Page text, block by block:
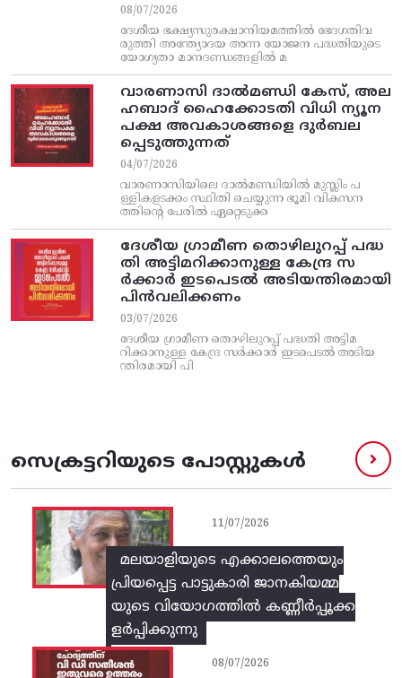
08/07/2026
ദേശീയ ഭക്ഷ്യസുരക്ഷാനിയമത്തിൽ ഭേദഗതിവ
രുത്തി അന്ത്യോദയ അന്ന യോജന പദ്ധതിയുടെ
യോഗ്യതാ മാനദണ്ഡങ്ങളിൽ മ
വാരണാസി ദാൽമണ്ഡി കേസ്, അല
ഹബാദ് ഹൈക്കോടതി വിധി ന്യൂന
പക്ഷ അവകാശങ്ങളെ ദുർബല
പ്പെടുത്തുന്നത്
04/07/2026
വാരണാസിയിലെ ദാൽമണ്ഡിയിൽ മുസ്ലിം പ
ള്ളികളടക്കം സ്ഥിതി ചെയ്യുന്ന ഭൂമി വികസന
ത്തിന്റെ പേരിൽ ഏറ്റെടുക്ക
ദേശീയ ഗ്രാമീണ തൊഴിലുറപ്പ്‌ പദ്ധ
തി അട്ടിമറിക്കാനുള്ള കേന്ദ്ര സ
ര്‍ക്കാര്‍ ഇടപെടല്‍ അടിയന്തിരമായി
പിന്‍വലിക്കണം
03/07/2026
ദേശീയ ഗ്രാമീണ തൊഴിലുറപ്പ്‌ പദ്ധതി അട്ടിമ
റിക്കാനുള്ള കേന്ദ്ര സര്‍ക്കാര്‍ ഇടപെടല്‍ അടിയ
ന്തിരമായി പി
സെക്രട്ടറിയുടെ പോസ്റ്റുകൾ
മലയാളിയുടെ എക്കാലത്തെയും
പ്രിയപ്പെട്ട പാട്ടുകാരി ജാനകിയമ്മ
യുടെ വിയോഗത്തിൽ കണ്ണീർപ്പൂക്ക
ളർപ്പിക്കുന്നു
11/07/2026
08/07/2026